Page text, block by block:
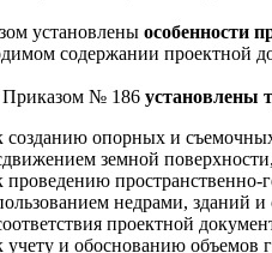
установлены особенности
содержании проектной
№ 186 установлены
созданию опорных и
земной
проведению пространственно-
недрами, зданий
проектной
учету и обоснованию объемов